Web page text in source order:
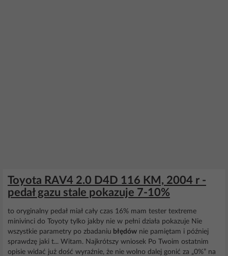
Toyota RAV4 2.0 D4D 116 KM, 2004 r -
pedał gazu stale pokazuje 7-10%
to oryginalny pedał miał cały czas 16% mam tester textreme
minivinci do Toyoty tylko jakby nie w pełni działa pokazuje Nie
wszystkie parametry po zbadaniu błędów nie pamiętam i później
sprawdzę jaki t... Witam. Najkrótszy wniosek Po Twoim ostatnim
opisie widać już dość wyraźnie, że nie wolno dalej gonić za „0%” na